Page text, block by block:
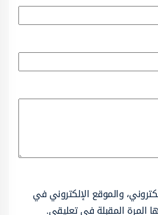
والموقع الإلكتروني في
المرة المقبلة في تعليقي.